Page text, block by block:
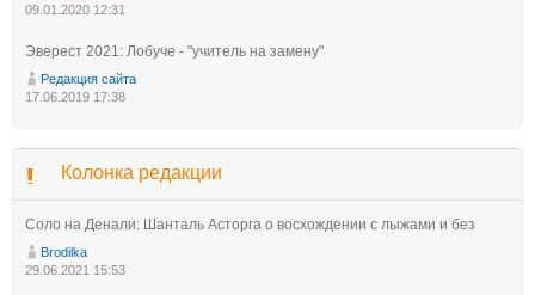
09.01.2020 12:31
Эверест 2021: Лобуче - "учитель на замену"
Редакция сайта
17.06.2019 17:38
Колонка редакции
Соло на Денали: Шанталь Асторга о восхождении с лыжами и без
Brodilka
29.06.2021 15:53